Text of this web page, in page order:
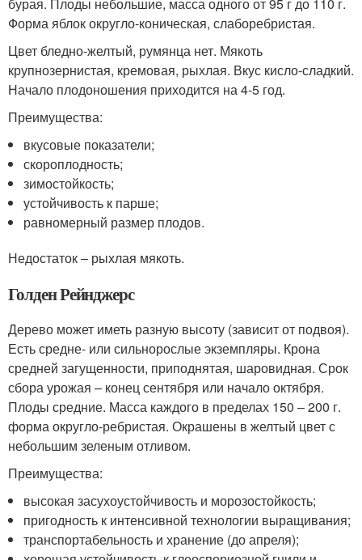
Форма яблок округло-коническая, слаборебристая.
Цвет бледно-желтый, румянца нет. Мякоть
крупнозернистая, кремовая, рыхлая. Вкус кисло-сладкий.
Начало плодоношения приходится на 4-5 год.
Преимущества:
вкусовые показатели;
скороплодность;
зимостойкость;
устойчивость к парше;
равномерный размер плодов.
Недостаток – рыхлая мякоть.
Голден Рейнджерс
Дерево может иметь разную высоту (зависит от подвоя).
Есть средне- или сильнорослые экземпляры. Крона
средней загущенности, приподнятая, шаровидная. Срок
сбора урожая – конец сентября или начало октября.
Плоды средние. Масса каждого в пределах 150 – 200 г.
форма округло-ребристая. Окрашены в желтый цвет с
небольшим зеленым отливом.
Преимущества:
высокая засухоустойчивость и морозостойкость;
пригодность к интенсивной технологии выращивания;
транспортабельность и хранение (до апреля);